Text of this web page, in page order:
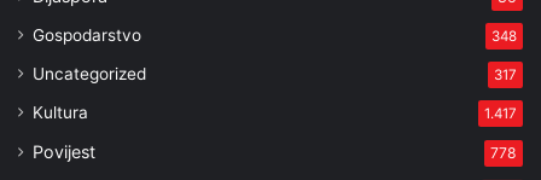
Gospodarstvo 348
Uncategorized 317
Kultura 1.417
Povijest 778